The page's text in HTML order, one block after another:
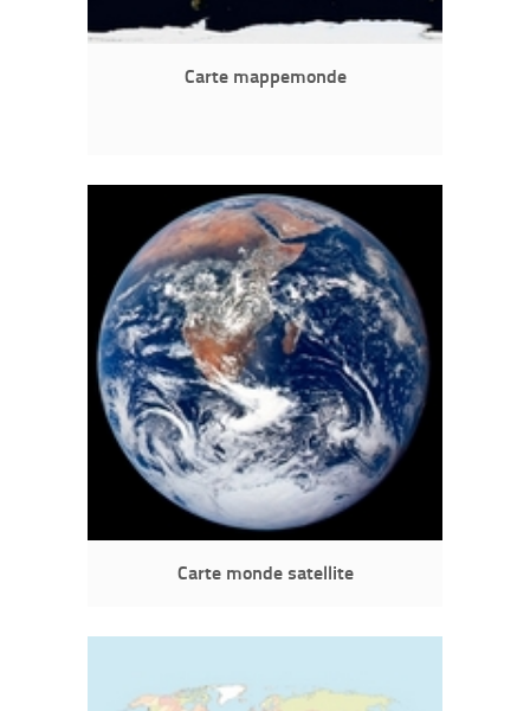
Carte mappemonde
Carte monde satellite